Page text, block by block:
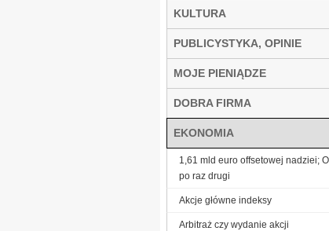
KULTURA
PUBLICYSTYKA, OPINIE
MOJE PIENIĄDZE
DOBRA FIRMA
EKONOMIA
1,61 mld euro offsetowej nadziei;
po raz drugi
Akcje główne indeksy
Arbitraż czy wydanie akcji